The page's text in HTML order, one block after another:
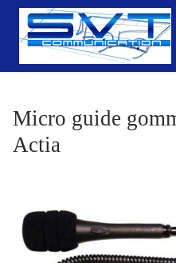
Aller
contenu
Micro guide
Actia